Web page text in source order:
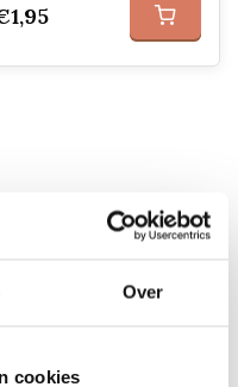
Over
cookies